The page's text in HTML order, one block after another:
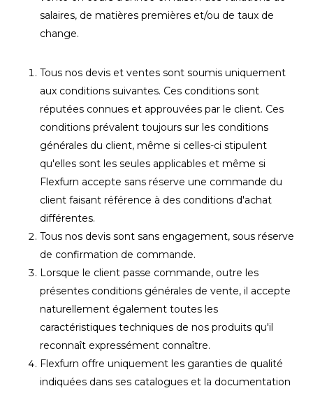
salaires, de matières premières et/ou de taux de
change.
Tous nos devis et ventes sont soumis uniquement
aux conditions suivantes. Ces conditions sont
réputées connues et approuvées par le client. Ces
conditions prévalent toujours sur les conditions
générales du client, même si celles-ci stipulent
qu'elles sont les seules applicables et même si
Flexfurn accepte sans réserve une commande du
client faisant référence à des conditions d'achat
différentes.
Tous nos devis sont sans engagement, sous réserve
de confirmation de commande.
Lorsque le client passe commande, outre les
présentes conditions générales de vente, il accepte
naturellement également toutes les
caractéristiques techniques de nos produits qu'il
reconnaît expressément connaître.
Flexfurn offre uniquement les garanties de qualité
indiquées dans ses catalogues et la documentation